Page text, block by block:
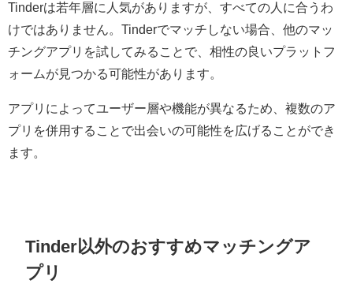
Tinderは若年層に人気がありますが、すべての人に合うわ
けではありません。Tinderでマッチしない場合、他のマッ
チングアプリを試してみることで、相性の良いプラットフ
ォームが見つかる可能性があります。
アプリによってユーザー層や機能が異なるため、複数のア
プリを併用することで出会いの可能性を広げることができ
ます。
Tinder以外のおすすめマッチングア
プリ